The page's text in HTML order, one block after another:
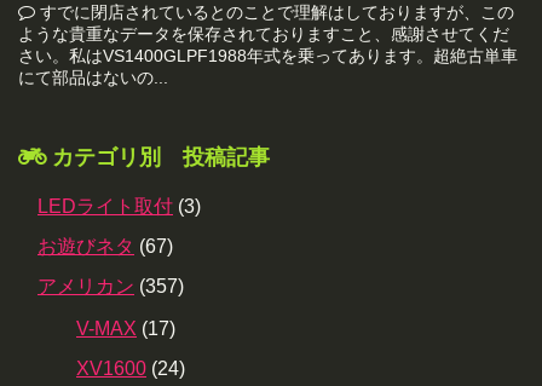
すでに閉店されているとのことで理解はしておりますが、この
ような貴重なデータを保存されておりますこと、感謝させてくだ
さい。私はVS1400GLPF1988年式を乗ってあります。超絶古単車
にて部品はないの...
カテゴリ別 投稿記事
LEDライト取付 (3)
お遊びネタ (67)
アメリカン (357)
V-MAX (17)
XV1600 (24)